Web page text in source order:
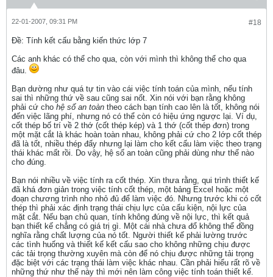
#18
22-01-2007, 09:31 PM
Ðề: Tính kết cấu bằng kiến thức lớp 7
Các anh khác có thể cho qua, còn với mình thì không thể cho qua
đâu.
Bạn dường như quá tự tin vào cái việc tính toán của mình, nếu tính
sai thì những thứ về sau cũng sai nốt. Xin nói với bạn rằng không
phải cứ cho hệ số an toàn theo cách bạn tính cao lên là tốt, không nói
đến việc lãng phí, nhưng nó có thể còn có hiệu ứng ngược lại. Ví dụ,
cốt thép bố trí về 2 thớ (cốt thép kép) và 1 thớ (cốt thép đơn) trong
một mặt cắt là khác hoàn toàn nhau, không phải cứ cho 2 lớp cốt thép
đã là tốt, nhiều thép đấy nhưng lại làm cho kết cấu làm việc theo trạng
thái khác mất rồi. Do vậy, hệ số an toàn cũng phải dùng như thế nào
cho đúng.
Bạn nói nhiều về việc tính ra cốt thép. Xin thưa rằng, qui trình thiết kế
đã khá đơn giản trong việc tính cốt thép, một bảng Excel hoặc một
đoạn chương trình nho nhỏ đủ để làm việc đó. Nhưng trước khi có cốt
thép thì phải xác định trạng thái chịu lực của cấu kiện, nội lực của
mặt cắt. Nếu bạn chủ quan, tính không đúng về nội lực, thì kết quả
bạn thiết kế chẳng có giá trị gì. Một cái nhà chưa đổ không thể đồng
nghĩa rằng chất lượng của nó tốt. Người thiết kế phải lường trước
các tình huống và thiết kế kết cấu sao cho không những chịu được
các tải trọng thường xuyên mà còn để nó chịu được những tải trọng
đặc biệt với các trạng thái làm việc khác nhau. Cần phải hiểu rất rõ về
những thứ như thế này thì mới nên làm công việc tính toán thiết kế.